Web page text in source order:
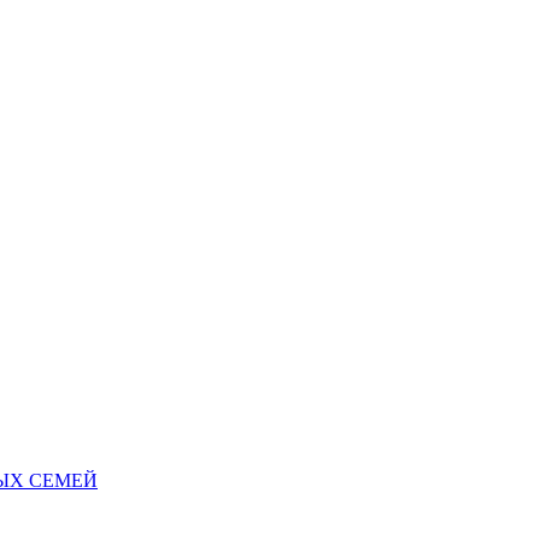
СЕМЕЙ